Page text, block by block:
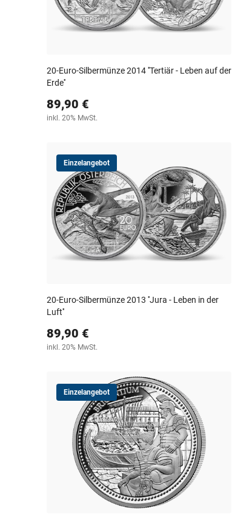
20-Euro-Silbermünze 2014 ''Tertiär - Leben auf der
Erde''
89,90 €
inkl. 20% MwSt.
Einzelangebot
20-Euro-Silbermünze 2013 ''Jura - Leben in der
Luft''
89,90 €
inkl. 20% MwSt.
Einzelangebot